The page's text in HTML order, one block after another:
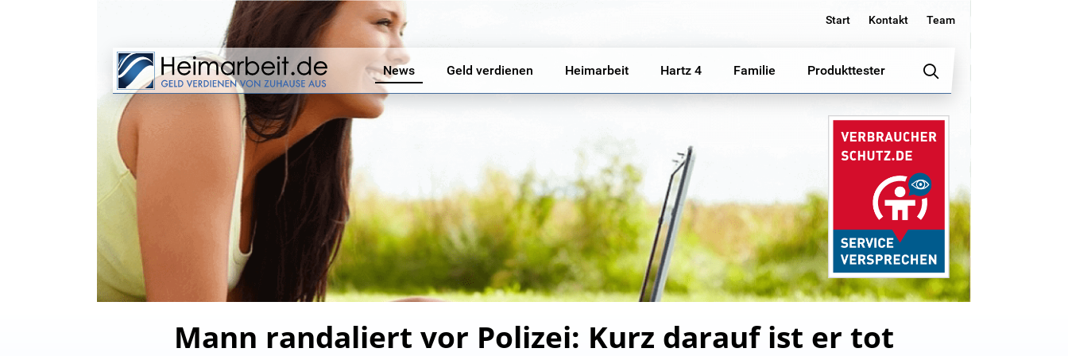
Start Kontakt Team
News Geld verdienen Heimarbeit Hartz 4 Familie Produkttester
Mann randaliert vor Polizei: Kurz darauf ist er tot